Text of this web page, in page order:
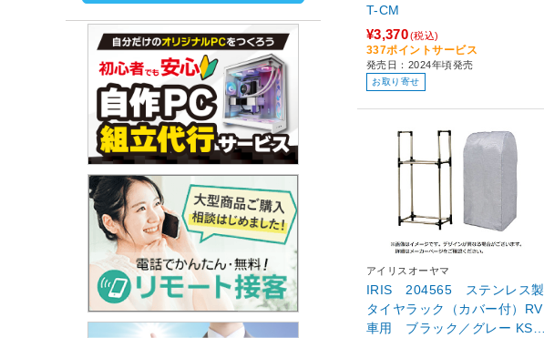
T-CM
¥3,370(税込)
337ポイントサービス
発売日：2024年頃発売
お取り寄せ
アイリスオーヤマ
IRIS 204565 ステンレス製
タイヤラック（カバー付）RV
車用 ブラック／グレー KSL7